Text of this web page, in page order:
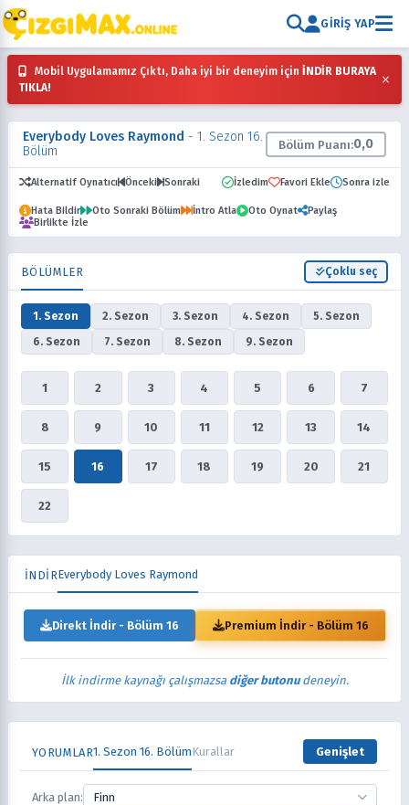
GIRIŞ YAP
Mobil Uygulamamız Çıktı, Daha iyi bir deneyim için İNDİR BURAYA
TIKLA!
×
Everybody Loves Raymond - 1. Sezon 16.
Bölüm
Bölüm Puanı:0,0
Alternatif Oynatıcı Önceki Sonraki İzledim Favori Ekle Sonra izle
Hata Bildir Oto Sonraki Bölüm İntro Atla Oto Oynat
Paylaş
Birlikte İzle
BÖLÜMLER Çoklu seç
1. Sezon 2. Sezon 3. Sezon 4. Sezon
5. Sezon
6. Sezon
7. Sezon 8. Sezon 9. Sezon
1 2 3 4 5 6 7
8 9 10 11 12 13 14
15 16 17 18 19 20 21
22
İNDİREverybody Loves Raymond
Direkt İndir - Bölüm 16 Premium İndir - Bölüm 16
İlk indirme kaynağı çalışmazsa diğer butonudeneyin.
YORUMLAR1. Sezon 16. BölümKurallar Genişlet
Arka plan: Finn